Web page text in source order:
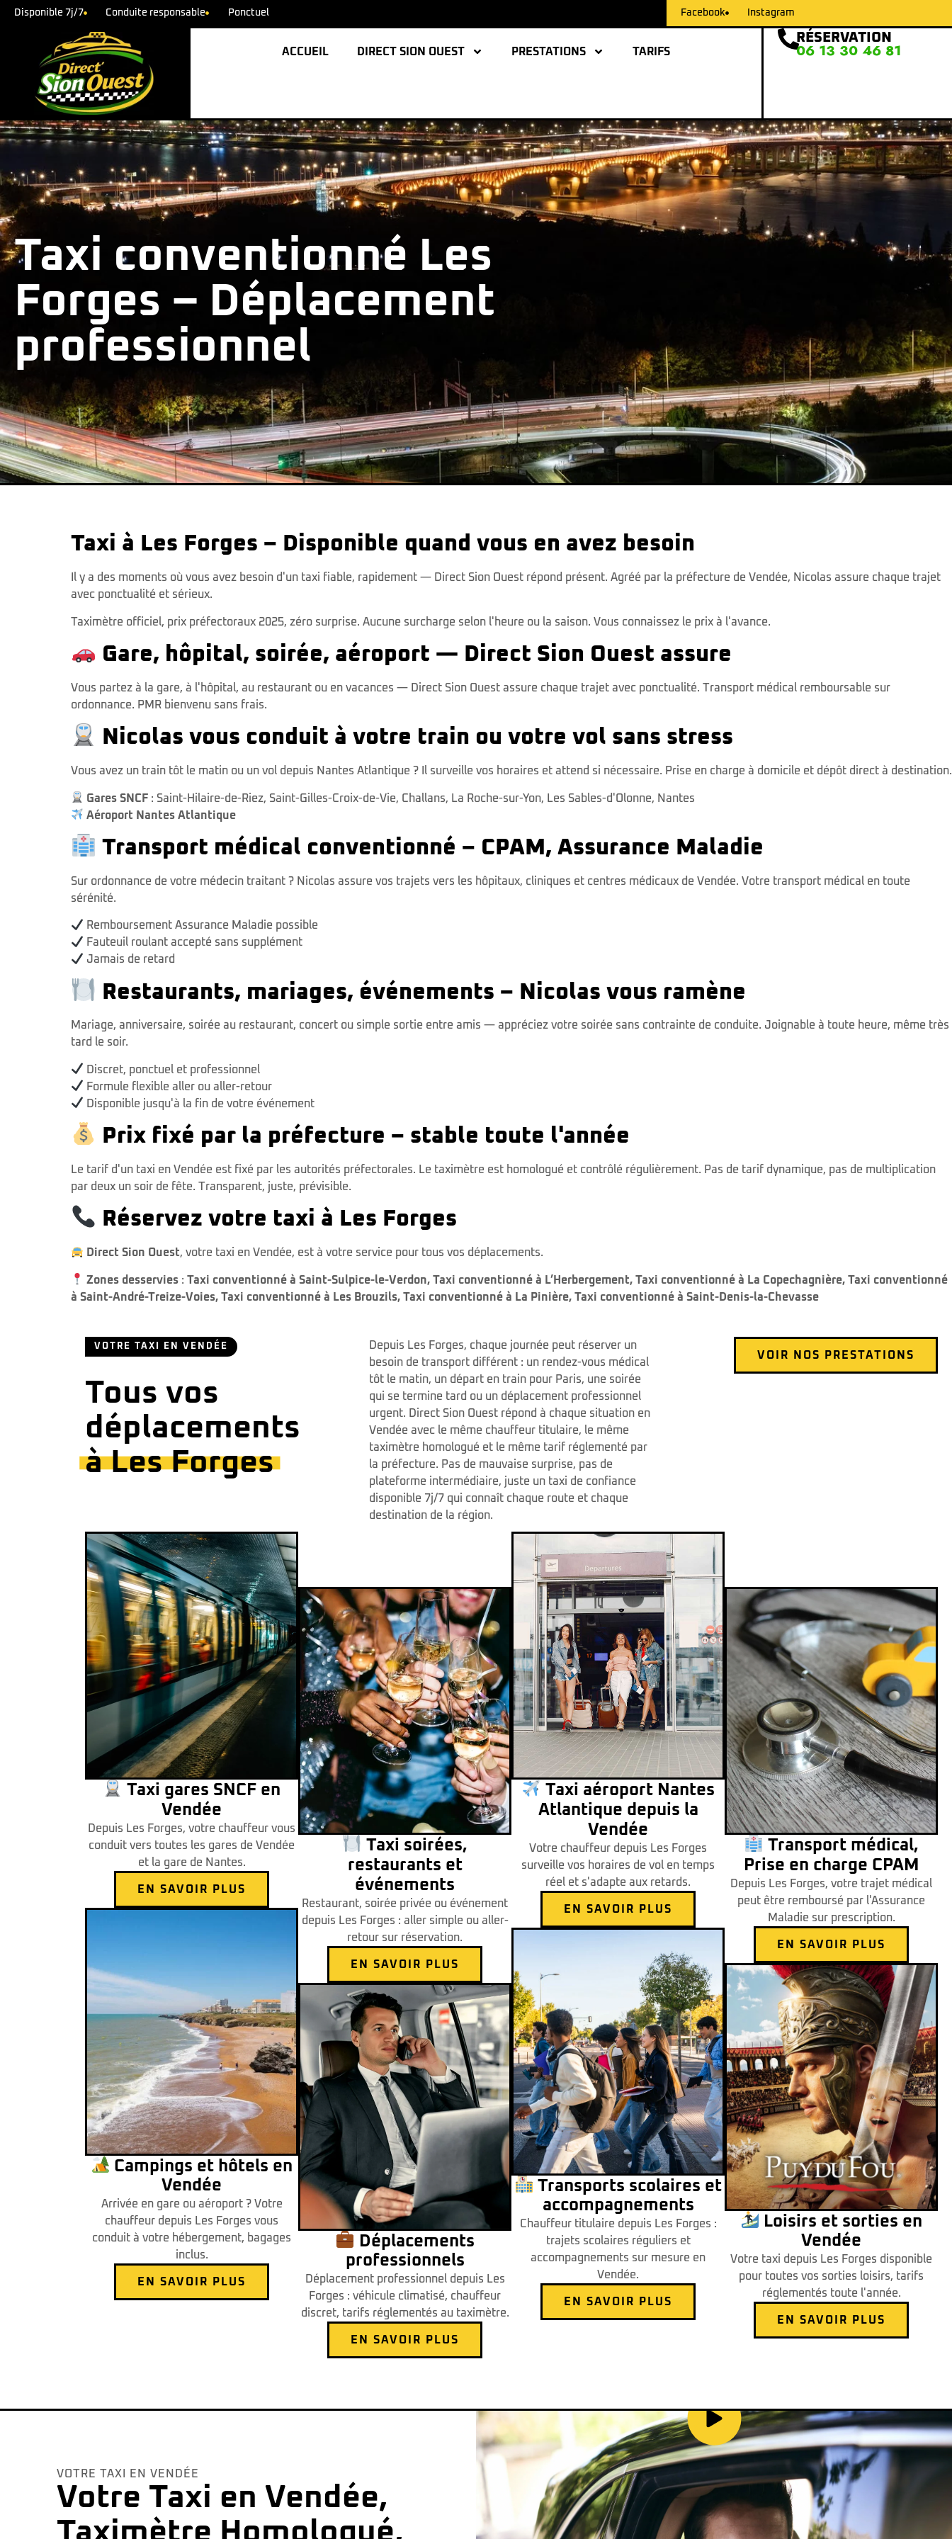
Disponible 7j/7 Conduite responsable Ponctuel Facebook Instagram
ACCUEIL DIRECT SION OUEST PRESTATIONS TARIFS
RÉSERVATION
06 13 30 46 81
Taxi conventionné Les
Forges – Déplacement
professionnel
Taxi à Les Forges – Disponible quand vous en avez besoin
Il y a des moments où vous avez besoin d'un taxi fiable, rapidement — Direct Sion Ouest répond présent. Agréé par la préfecture de Vendée, Nicolas assure chaque trajet
avec ponctualité et sérieux.
Taximètre officiel, prix préfectoraux 2025, zéro surprise. Aucune surcharge selon l'heure ou la saison. Vous connaissez le prix à l'avance.
Gare, hôpital, soirée, aéroport — Direct Sion Ouest assure
Vous partez à la gare, à l'hôpital, au restaurant ou en vacances — Direct Sion Ouest assure chaque trajet avec ponctualité. Transport médical remboursable sur
ordonnance. PMR bienvenu sans frais.
Nicolas vous conduit à votre train ou votre vol sans stress
Vous avez un train tôt le matin ou un vol depuis Nantes Atlantique ? Il surveille vos horaires et attend si nécessaire. Prise en charge à domicile et dépôt direct à destination.
Gares SNCF : Saint-Hilaire-de-Riez, Saint-Gilles-Croix-de-Vie, Challans, La Roche-sur-Yon, Les Sables-d'Olonne, Nantes
Aéroport Nantes Atlantique
Transport médical conventionné – CPAM, Assurance Maladie
Sur ordonnance de votre médecin traitant ? Nicolas assure vos trajets vers les hôpitaux, cliniques et centres médicaux de Vendée. Votre transport médical en toute
sérénité.
Remboursement Assurance Maladie possible
Fauteuil roulant accepté sans supplément
Jamais de retard
Restaurants, mariages, événements – Nicolas vous ramène
Mariage, anniversaire, soirée au restaurant, concert ou simple sortie entre amis — appréciez votre soirée sans contrainte de conduite. Joignable à toute heure, même très
tard le soir.
Discret, ponctuel et professionnel
Formule flexible aller ou aller-retour
Disponible jusqu'à la fin de votre événement
Prix fixé par la préfecture – stable toute l'année
Le tarif d'un taxi en Vendée est fixé par les autorités préfectorales. Le taximètre est homologué et contrôlé régulièrement. Pas de tarif dynamique, pas de multiplication
par deux un soir de fête. Transparent, juste, prévisible.
Réservez votre taxi à Les Forges
Direct Sion Ouest, votre taxi en Vendée, est à votre service pour tous vos déplacements.
Zones desservies :Taxi conventionné à Saint-Sulpice-le-Verdon,Taxi conventionné à L’Herbergement,Taxi conventionné à La Copechagnière,Taxi conventionné
à Saint-André-Treize-Voies, Taxi conventionné à Les Brouzils, Taxi conventionné à La Pinière, Taxi conventionné à Saint-Denis-la-Chevasse
VOTRE TAXI EN VENDÉE
Tous vos
déplacements
à Les Forges
Depuis Les Forges, chaque journée peut réserver un
besoin de transport différent : un rendez-vous médical
tôt le matin, un départ en train pour Paris, une soirée
qui se termine tard ou un déplacement professionnel
urgent. Direct Sion Ouest répond à chaque situation en
Vendée avec le même chauffeur titulaire, le même
taximètre homologué et le même tarif réglementé par
la préfecture. Pas de mauvaise surprise, pas de
plateforme intermédiaire, juste un taxi de confiance
disponible 7j/7 qui connaît chaque route et chaque
destination de la région.
VOIR NOS PRESTATIONS
Taxi gares SNCF en
Vendée
Depuis Les Forges, votre chauffeur vous
conduit vers toutes les gares de Vendée
et la gare de Nantes.
EN SAVOIR PLUS
Campings et hôtels en
Vendée
Arrivée en gare ou aéroport ? Votre
chauffeur depuis Les Forges vous
conduit à votre hébergement, bagages
inclus.
EN SAVOIR PLUS
Taxi soirées,
restaurants et
événements
Restaurant, soirée privée ou événement
depuis Les Forges : aller simple ou aller-
retour sur réservation.
EN SAVOIR PLUS
Déplacements
professionnels
Déplacement professionnel depuis Les
Forges : véhicule climatisé, chauffeur
discret, tarifs réglementés au taximètre.
EN SAVOIR PLUS
Taxi aéroport Nantes
Atlantique depuis la
Vendée
Votre chauffeur depuis Les Forges
surveille vos horaires de vol en temps
réel et s'adapte aux retards.
EN SAVOIR PLUS
Transports scolaires et
accompagnements
Chauffeur titulaire depuis Les Forges :
trajets scolaires réguliers et
accompagnements sur mesure en
Vendée.
EN SAVOIR PLUS
Transport médical,
Prise en charge CPAM
Depuis Les Forges, votre trajet médical
peut être remboursé par l'Assurance
Maladie sur prescription.
EN SAVOIR PLUS
Loisirs et sorties en
Vendée
Votre taxi depuis Les Forges disponible
pour toutes vos sorties loisirs, tarifs
réglementés toute l'année.
EN SAVOIR PLUS
VOTRE TAXI EN VENDÉE
Votre Taxi en Vendée,
Taximètre Homologué,